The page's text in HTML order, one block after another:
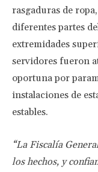
rasgaduras de
diferentes partes
extremidades
servidores fueron
oportuna por
instalaciones de
estables.
“La Fiscalía
los hechos, y